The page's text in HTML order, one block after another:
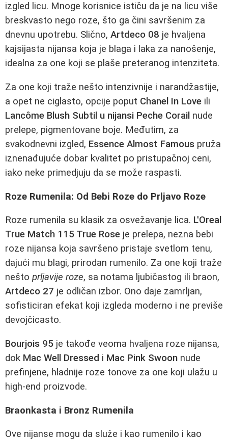
izgled licu. Mnoge korisnice ističu da je na licu više
breskvasto nego roze, što ga čini savršenim za
dnevnu upotrebu. Slično, Artdeco 08 je hvaljena
kajsijasta nijansa koja je blaga i laka za nanošenje,
idealna za one koji se plaše preteranog intenziteta.
Za one koji traže nešto intenzivnije i narandžastije,
a opet ne ciglasto, opcije poput Chanel In Love ili
Lancôme Blush Subtil u nijansi Peche Corail nude
prelepe, pigmentovane boje. Međutim, za
svakodnevni izgled, Essence Almost Famous pruža
iznenađujuće dobar kvalitet po pristupačnoj ceni,
iako neke primedjuju da se može raspasti.
Roze Rumenila: Od Bebi Roze do Prljavo Roze
Roze rumenila su klasik za osvežavanje lica. L'Oreal
True Match 115 True Rose je prelepa, nezna bebi
roze nijansa koja savršeno pristaje svetlom tenu,
dajući mu blagi, prirodan rumenilo. Za one koji traže
nešto prljavije roze, sa notama ljubičastog ili braon,
Artdeco 27 je odličan izbor. Ono daje zamrljan,
sofisticiran efekat koji izgleda moderno i ne previše
devojčicasto.
Bourjois 95 je takođe veoma hvaljena roze nijansa,
dok Mac Well Dressed i Mac Pink Swoon nude
prefinjene, hladnije roze tonove za one koji ulažu u
high-end proizvode.
Braonkasta i Bronz Rumenila
Ove nijanse mogu da služe i kao rumenilo i kao